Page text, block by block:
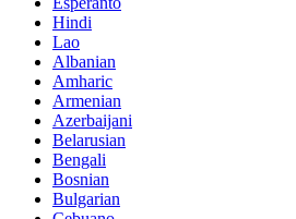
Hindi
Lao
Albanian
Amharic
Armenian
Azerbaijani
Belarusian
Bengali
Bosnian
Bulgarian